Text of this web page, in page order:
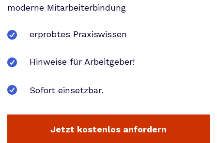
moderne Mitarbeiterbindung
erprobtes Praxiswissen
Hinweise für Arbeitgeber!
Sofort einsetzbar.
Jetzt kostenlos anfordern